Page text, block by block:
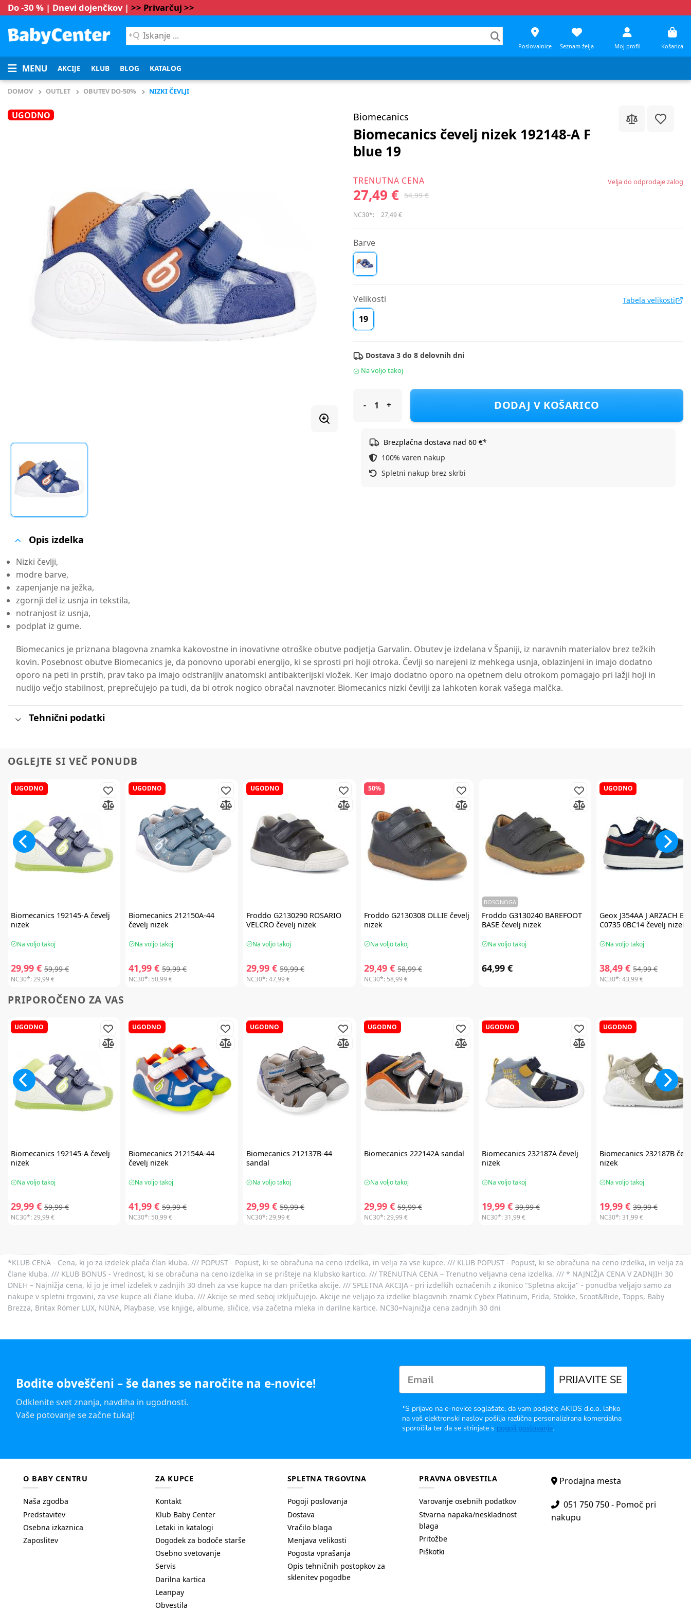
Do -30 % | Dnevi dojenčkov | >> Privarčuj >>
Iskanje
...
Poslovalnice Seznam želja Moj profil Košarica
MENU AKCIJE KLUB BLOG KATALOG
DOMOV OUTLET OBUTEV DO-50% NIZKI ČEVLJI
UGODNO Biomecanics
Biomecanics čevelj nizek 192148-A F
blue 19
TRENUTNA CENA
27,49 € 54,99 €
Velja do odprodaje zalog
NC30*: 27,49 €
Barve
Velikosti Tabela velikosti
19
Dostava 3 do 8 delovnih dni
Na voljo takoj
Biomecanics čevelj nizek 192148-A F blue 19
DODAJ V KOŠARICO
Brezplačna dostava nad 60 €*
100% varen nakup
Spletni nakup brez skrbi
Opis izdelka
Nizki čevlji,
modre barve,
zapenjanje na ježka,
zgornji del iz usnja in tekstila,
notranjost iz usnja,
podplat iz gume.
Biomecanics je priznana blagovna znamka kakovostne in inovativne otroške obutve podjetja Garvalin. Obutev je izdelana v Španiji, iz naravnih materialov brez težkih
kovin. Posebnost obutve Biomecanics je, da ponovno uporabi energijo, ki se sprosti pri hoji otroka. Čevlji so narejeni iz mehkega usnja, oblazinjeni in imajo dodatno
oporo na peti in prstih, prav tako pa imajo odstranljiv anatomski antibakterijski vložek. Ker imajo dodatno oporo na opetnem delu otrokom pomagajo pri lažji hoji in
nudijo večjo stabilnost, preprečujejo pa tudi, da bi otrok nogico obračal navznoter. Biomecanics nizki čevilji za lahkoten korak vašega malčka.
Tehnični podatki
OGLEJTE SI VEČ PONUDB
UGODNO
Biomecanics192145-A čevelj
nizek
Na voljo takoj
29,99 € 59,99 €
NC30*:29,99 €
UGODNO
Biomecanics 212150A-44
čevelj nizek
Na voljo takoj
41,99 € 59,99 €
NC30*: 50,99 €
UGODNO
Froddo G2130290 ROSARIO
VELCRO čevelj nizek
Na voljo takoj
29,99 € 59,99 €
NC30*:47,99 €
50%
Froddo G2130308 OLLIE čevelj
nizek
Na voljo takoj
29,49 € 58,99 €
NC30*: 58,99 €
BOSONOGA
Froddo G3130240 BAREFOOT
BASE čevelj nizek
Na voljo takoj
64,99 €
UGODNO
Geox J354AA J ARZACH B.
C0735 0BC14 čevelj nizek
Na voljo takoj
38,49 € 54,99 €
NC30*:43,99 €
PRIPOROČENO ZA VAS
UGODNO
Biomecanics192145-A čevelj
nizek
Na voljo takoj
29,99 € 59,99 €
NC30*:29,99 €
UGODNO
Biomecanics212154A-44
čevelj nizek
Na voljo takoj
41,99 € 59,99 €
NC30*: 50,99 €
UGODNO
Biomecanics212137B-44
sandal
Na voljo takoj
29,99 € 59,99 €
NC30*:29,99 €
UGODNO
Biomecanics222142A sandal
Na voljo takoj
29,99 € 59,99 €
NC30*:29,99 €
UGODNO
Biomecanics232187A čevelj
nizek
Na voljo takoj
19,99 € 39,99 €
NC30*:31,99 €
UGODNO
Biomecanics232187B
nizek
Na voljo takoj
19,99 € 39,99 €
NC30*:31,99 €
*KLUB CENA - Cena, ki jo za izdelek plača član kluba. /// POPUST - Popust, ki se obračuna na ceno izdelka, in velja za vse kupce. /// KLUB POPUST - Popust, ki se obračuna na ceno izdelka, in velja za
člane kluba. /// KLUB BONUS - Vrednost, ki se obračuna na ceno izdelka in se prišteje na klubsko kartico. /// TRENUTNA CENA – Trenutno veljavna cena izdelka. /// * NAJNIŽJA CENA V ZADNJIH 30
DNEH – Najnižja cena, ki jo je imel izdelek v zadnjih 30 dneh za vse kupce na dan pričetka akcije. /// SPLETNA AKCIJA - pri izdelkih označenih z ikonico "Spletna akcija" - ponudba veljajo samo za
nakupe v spletni trgovini, za vse kupce ali člane kluba. /// Akcije se med seboj izključujejo. Akcije ne veljajo za izdelke blagovnih znamk Cybex Platinum, Frida, Stokke, Scoot&Ride, Topps, Baby
Brezza, Britax Römer LUX, NUNA, Playbase, vse knjige, albume, sličice, vsa začetna mleka in darilne kartice. NC30=Najnižja cena zadnjih 30 dni
Bodite obveščeni – še danes se naročite na e-novice!
Odklenite svet znanja, navdiha in ugodnosti.
Vaše potovanje se začne tukaj!
PRIJAVITE SE
*S prijavo na e-novice soglašate, da vam podjetje AKIDS d.o.o. lahko
na vaš elektronski naslov pošilja različna personalizirana komercialna
sporočila ter da se strinjate s pogoji poslovanja.
O BABY CENTRU
Naša zgodba
Predstavitev
Osebna izkaznica
Zaposlitev
ZA KUPCE
Kontakt
Klub Baby Center
Letaki in katalogi
Dogodek za bodoče starše
Osebno svetovanje
Servis
Darilna kartica
Leanpay
Obvestila
SPLETNA TRGOVINA
Pogoji poslovanja
Dostava
Vračilo blaga
Menjava velikosti
Pogosta vprašanja
Opis tehničnih postopkov za
sklenitev pogodbe
PRAVNA OBVESTILA
Varovanje osebnih podatkov
Stvarna napaka/neskladnost
blaga
Pritožbe
Piškotki
Prodajna mesta
051 750 750 - Pomoč pri
nakupu